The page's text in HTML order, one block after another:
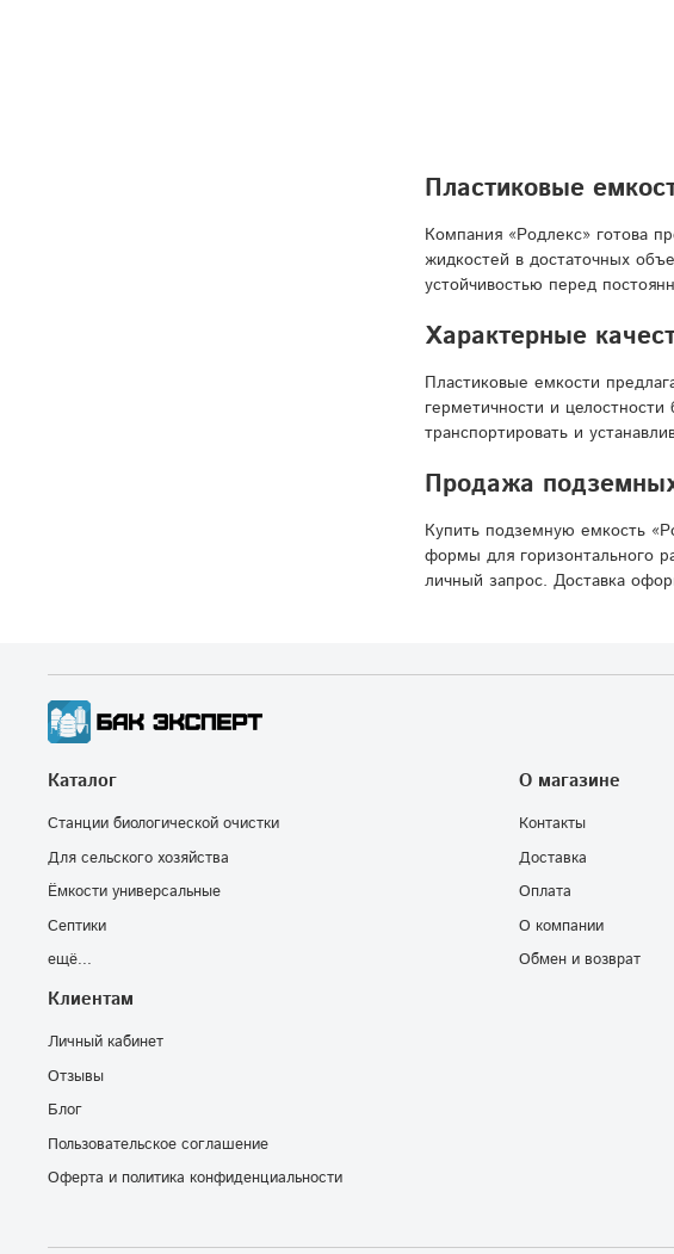
Пластиковые
Компания «Родлекс» готова
жидкостей в достаточных
устойчивостью перед
Характерные
Пластиковые емкости
герметичности и
транспортировать и
Продажа
Купить подземную емкость
формы для горизонтального
личный запрос. Доставка
Каталог
Станции биологической очистки
Для сельского хозяйства
Ёмкости универсальные
Септики
ещё...
О магазине
Контакты
Доставка
Оплата
О компании
Обмен и возврат
Клиентам
Личный кабинет
Отзывы
Блог
Пользовательское соглашение
Оферта и политика конфиденциальности